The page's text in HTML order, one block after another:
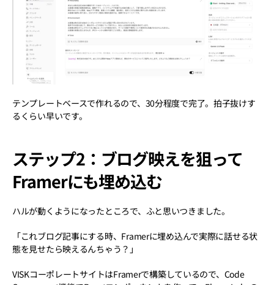
テンプレートベースで作れるので、30分程度で完了。拍子抜けす
るくらい早いです。
ステップ2：ブログ映えを狙って
Framerにも埋め込む
ハルが動くようになったところで、ふと思いつきました。
「これブログ記事にする時、Framerに埋め込んで実際に話せる状
態を見せたら映えるんちゃう？」
VISKコーポレートサイトはFramerで構築しているので、Code